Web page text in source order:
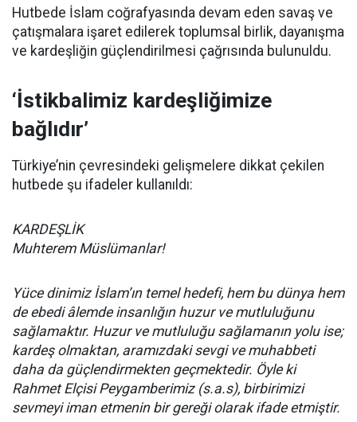
Hutbede İslam coğrafyasında devam eden savaş ve
çatışmalara işaret edilerek toplumsal birlik, dayanışma
ve kardeşliğin güçlendirilmesi çağrısında bulunuldu.
‘İstikbalimiz kardeşliğimize
bağlıdır’
Türkiye’nin çevresindeki gelişmelere dikkat çekilen
hutbede şu ifadeler kullanıldı:
KARDEŞLİK
Muhterem Müslümanlar!
Yüce dinimiz İslam’ın temel hedefi, hem bu dünya hem
de ebedi âlemde insanlığın huzur ve mutluluğunu
sağlamaktır. Huzur ve mutluluğu sağlamanın yolu ise;
kardeş olmaktan, aramızdaki sevgi ve muhabbeti
daha da güçlendirmekten geçmektedir. Öyle ki
Rahmet Elçisi Peygamberimiz (s.a.s), birbirimizi
sevmeyi iman etmenin bir gereği olarak ifade etmiştir.